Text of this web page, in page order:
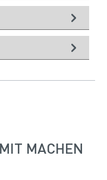
MACHEN